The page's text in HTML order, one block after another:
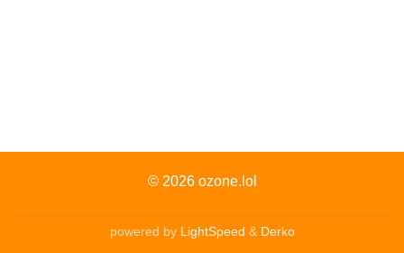
© 2026 ozone.lol
powered by LightSpeed & Derko